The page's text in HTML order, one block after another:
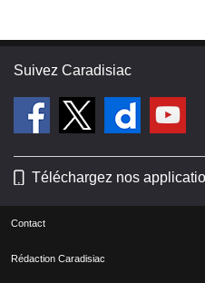
Suivez Caradisiac
Téléchargez nos
Contact
Rédaction Caradisiac